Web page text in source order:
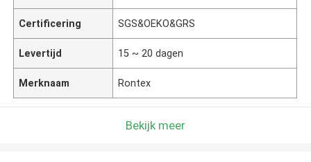
Certificering SGS&OEKO&GRS
Levertijd 15 ~ 20 dagen
Merknaam Rontex
Bekijk meer